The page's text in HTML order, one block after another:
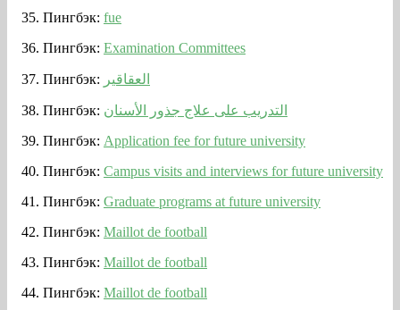
Пингбэк: fue
Пингбэк: Examination Committees
Пингбэк: العقاقير
Пингбэк: التدريب على علاج جذور الأسنان
Пингбэк: Application fee for future university
Пингбэк: Campus visits and interviews for future university
Пингбэк: Graduate programs at future university
Пингбэк: Maillot de football
Пингбэк: Maillot de football
Пингбэк: Maillot de football